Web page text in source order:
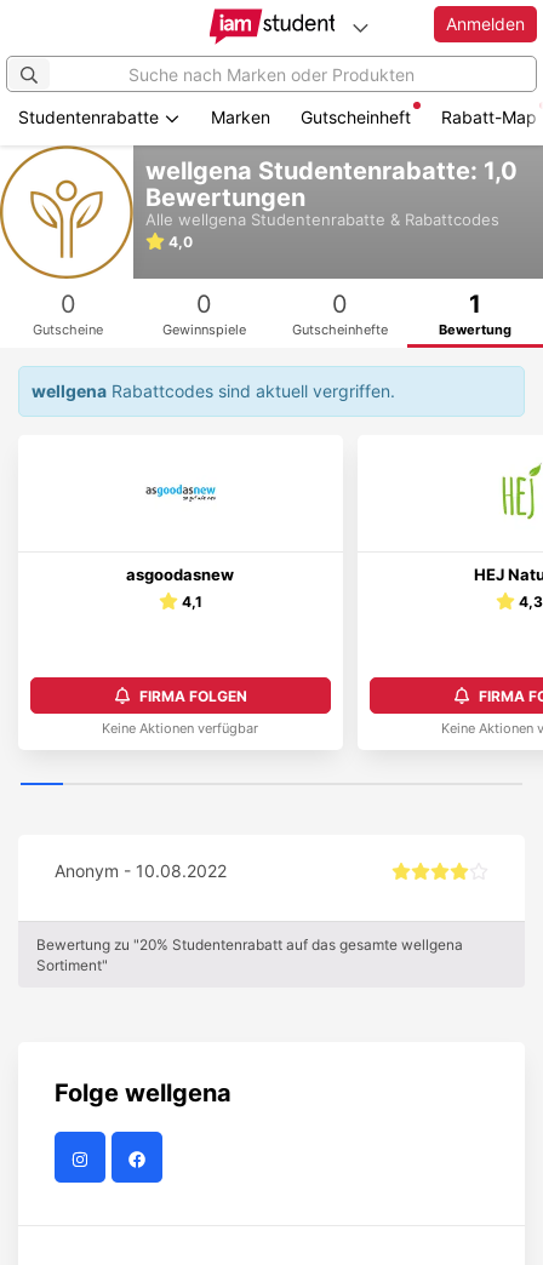
Zum
Hauptinhalt
springen
Anmelden
Studentenrabatte Marken Gutscheinheft Rabatt-Map
wellgena Studentenrabatte: 1,0
Bewertungen
Alle wellgena Studentenrabatte & Rabattcodes
4,0
0
Gutscheine
0
Gewinnspiele
0
Gutscheinhefte
1
Bewertung
wellgena Rabattcodes sind aktuell vergriffen.
asgoodasnew
4,1
FIRMA FOLGEN
Keine Aktionen verfügbar
HEJ
4,3
FIRMA
Keine Aktionen
Anonym - 10.08.2022
Bewertung zu "20% Studentenrabatt auf das gesamte wellgena
Sortiment"
Folge wellgena